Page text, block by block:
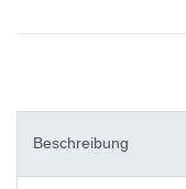
Beschreibung